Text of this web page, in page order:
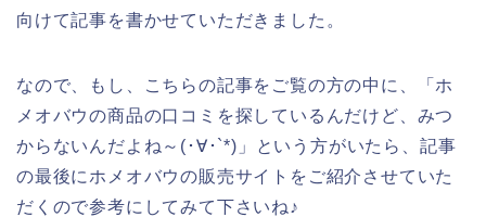
向けて記事を書かせていただきました。
なので、もし、こちらの記事をご覧の方の中に、「ホ
メオバウの商品の口コミを探しているんだけど、みつ
からないんだよね～(･∀･`*)」という方がいたら、記事
の最後にホメオバウの販売サイトをご紹介させていた
だくので参考にしてみて下さいね♪